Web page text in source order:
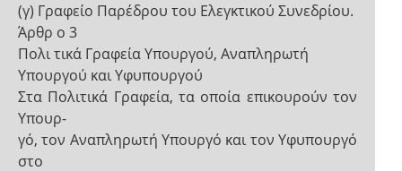
(γ) Γραφείο Παρέδρου του Ελεγκτικού Συνεδρίου.
Άρθρ ο 3
Πολι τικά Γραφεία Υπουργού, Αναπληρωτή
Υπουργού και Υφυπουργού
Στα Πολιτικά Γραφεία, τα οποία επικουρούν τον
Υπουρ-
γό, τον Αναπληρωτή Υπουργό και τον Υφυπουργό
στο